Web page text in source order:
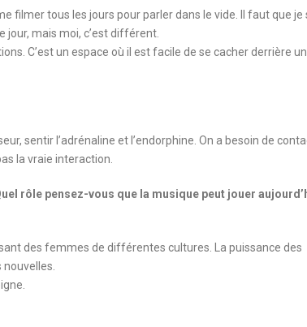
filmer tous les jours pour parler dans le vide. Il faut que je
jour, mais moi, c’est différent.
C’est un espace où il est facile de se cacher derrière un
sentir l’adrénaline et l’endorphine. On a besoin de
la vraie interaction.
rôle pensez-vous que la musique peut jouer
des femmes de différentes cultures. La puissance des